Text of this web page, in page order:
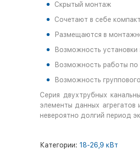
Скрытый монтаж
Сочетают в себе
Размещаются в
Возможность установки
Возможность работы по
Возможность
Серия двухтрубных
элементы данных
невероятно долгий период
Категории: 18-26,9 кВт